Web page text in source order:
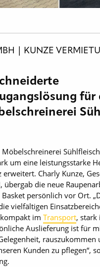
| KUNZE
für
Möbelschreinerei
um eine leistungsstarke
erweitert. Charly Kunze,
übergab die neue
persönlich vor Ort.
vielfältigen
im Transport, stark
Auslieferung ist für
rauszukommen
Kunden zu pflegen“,